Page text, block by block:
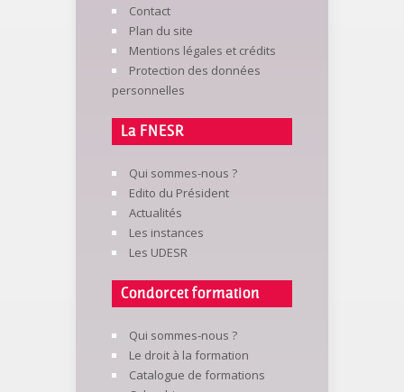
Contact
Plan du site
Mentions légales et crédits
Protection des données
personnelles
La FNESR
Qui sommes-nous ?
Edito du Président
Actualités
Les instances
Les UDESR
Condorcet formation
Qui sommes-nous ?
Le droit à la formation
Catalogue de formations